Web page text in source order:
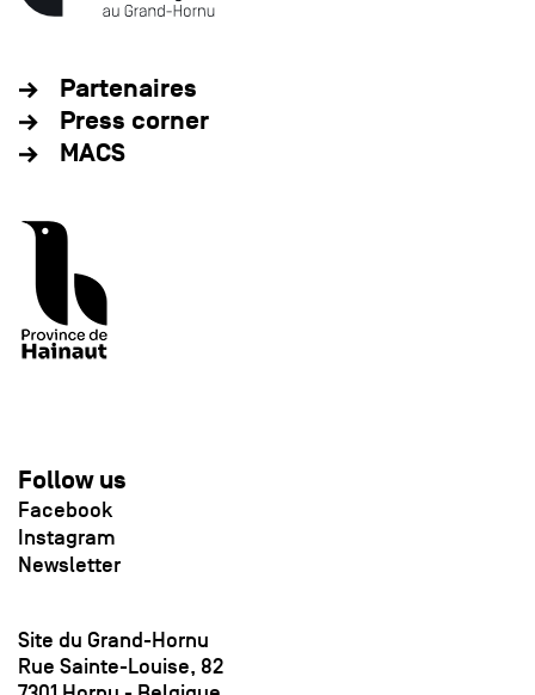
Partenaires
Press corner
MACS
Follow us
Facebook
Instagram
Newsletter
Site du Grand-Hornu
Rue Sainte-Louise, 82